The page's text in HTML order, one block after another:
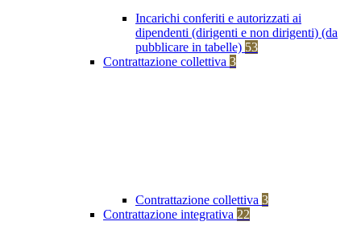
Incarichi conferiti e autorizzati ai
dipendenti (dirigenti e non dirigenti) (da
pubblicare in tabelle) 53
Contrattazione collettiva 3
Contrattazione collettiva 3
Contrattazione integrativa 22